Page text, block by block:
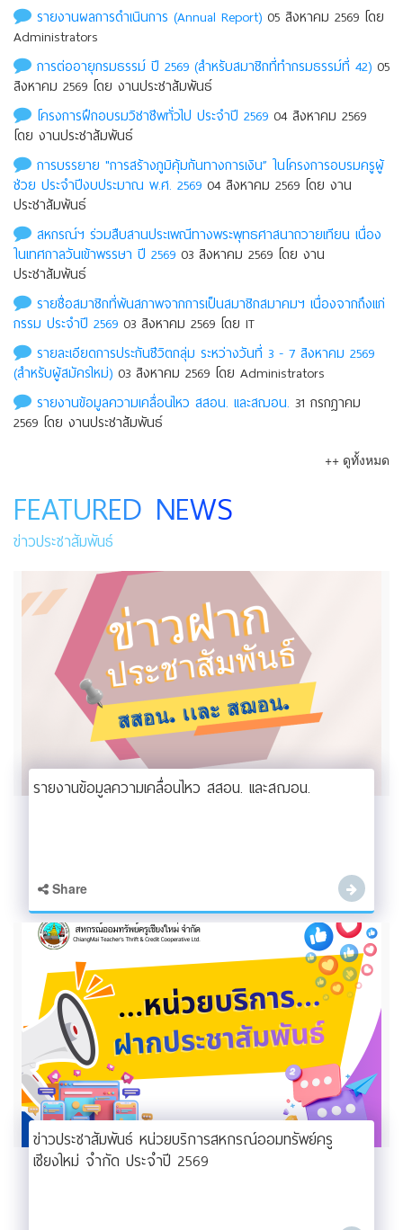
รายงานผลการดำเนินการ (Annual Report) 05 สิงหาคม 2569 โดย
Administrators
การต่ออายุกรมธรรม์ ปี 2569 (สำหรับสมาชิกที่ทำกรมธรรม์ที่ 42) 05
สิงหาคม 2569 โดย งานประชาสัมพันธ์
โครงการฝึกอบรมวิชาชีพทั่วไป ประจำปี 2569 04 สิงหาคม 2569
โดย งานประชาสัมพันธ์
การบรรยาย "การสร้างภูมิคุ้มกันทางการเงิน” ในโครงการอบรมครูผู้
ช่วย ประจำปีงบประมาณ พ.ศ. 2569 04 สิงหาคม 2569 โดย งาน
ประชาสัมพันธ์
สหกรณ์ฯ ร่วมสืบสานประเพณีทางพระพุทธศาสนาถวายเทียน เนื่อง
ในเทศกาลวันเข้าพรรษา ปี 2569 03 สิงหาคม 2569 โดย งาน
ประชาสัมพันธ์
รายชื่อสมาชิกที่พ้นสภาพจากการเป็นสมาชิกสมาคมฯ เนื่องจากถึงแก่
กรรม ประจําปี 2569 03 สิงหาคม 2569 โดย IT
รายละเอียดการประกันชีวิตกลุ่ม ระหว่างวันที่ 3 - 7 สิงหาคม 2569
(สำหรับผู้สมัครใหม่) 03 สิงหาคม 2569 โดย Administrators
รายงานข้อมูลความเคลื่อนไหว สสอน. เเละสฌอน. 31 กรกฎาคม
2569 โดย งานประชาสัมพันธ์
++ ดูทั้งหมด
FEATURED NEWS
ข่าวประชาสัมพันธ์
รายงานข้อมูลความเคลื่อนไหว สสอน. เเละสฌอน.
Share
ข่าวประชาสัมพันธ์ หน่วยบริการสหกรณ์ออมทรัพย์ครู
เชียงใหม่ จำกัด ประจำปี 2569